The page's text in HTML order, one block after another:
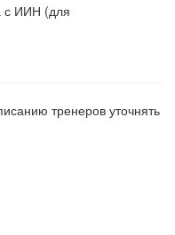
с ИИН (для
тренеров уточнять